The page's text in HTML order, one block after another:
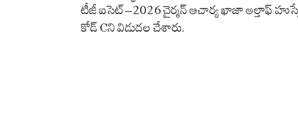
టీజీ ఐసెట్–2026 చైర్మన్ ఆచార్య ఖాజా అల్తాఫ్
కోడ్ Cని విడుదల చేశారు.